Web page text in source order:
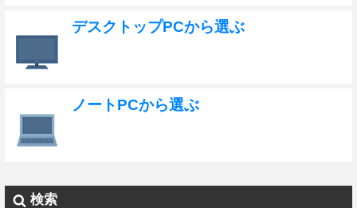
デスクトップPCから選ぶ
ノートPCから選ぶ
検索